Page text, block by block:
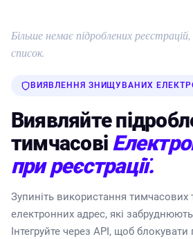
Більше немає підроблених
список.
ВИЯВЛЕННЯ ЗНИЩУВАНИХ
Виявляйте
тимчасові
при реєстрації.
Зупиніть використання тимчасових
електронних адрес, які
Інтегруйте через API, щоб блокувати